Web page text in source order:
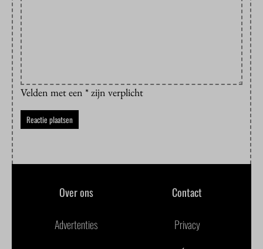
Velden met een * zijn verplicht
Over ons Contact
Advertenties Privacy